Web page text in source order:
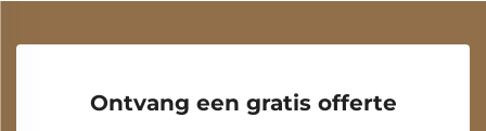
Ontvang een gratis offerte